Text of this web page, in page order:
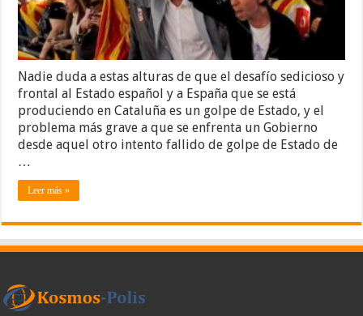
Nadie duda a estas alturas de que el desafío sedicioso y
frontal al Estado español y a España que se está
produciendo en Cataluña es un golpe de Estado, y el
problema más grave a que se enfrenta un Gobierno
desde aquel otro intento fallido de golpe de Estado de
…
Leer más »